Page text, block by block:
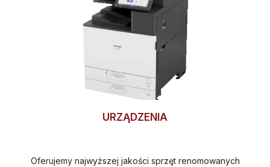
URZĄDZENIA
Oferujemy najwyższej jakości sprzęt renomowanych